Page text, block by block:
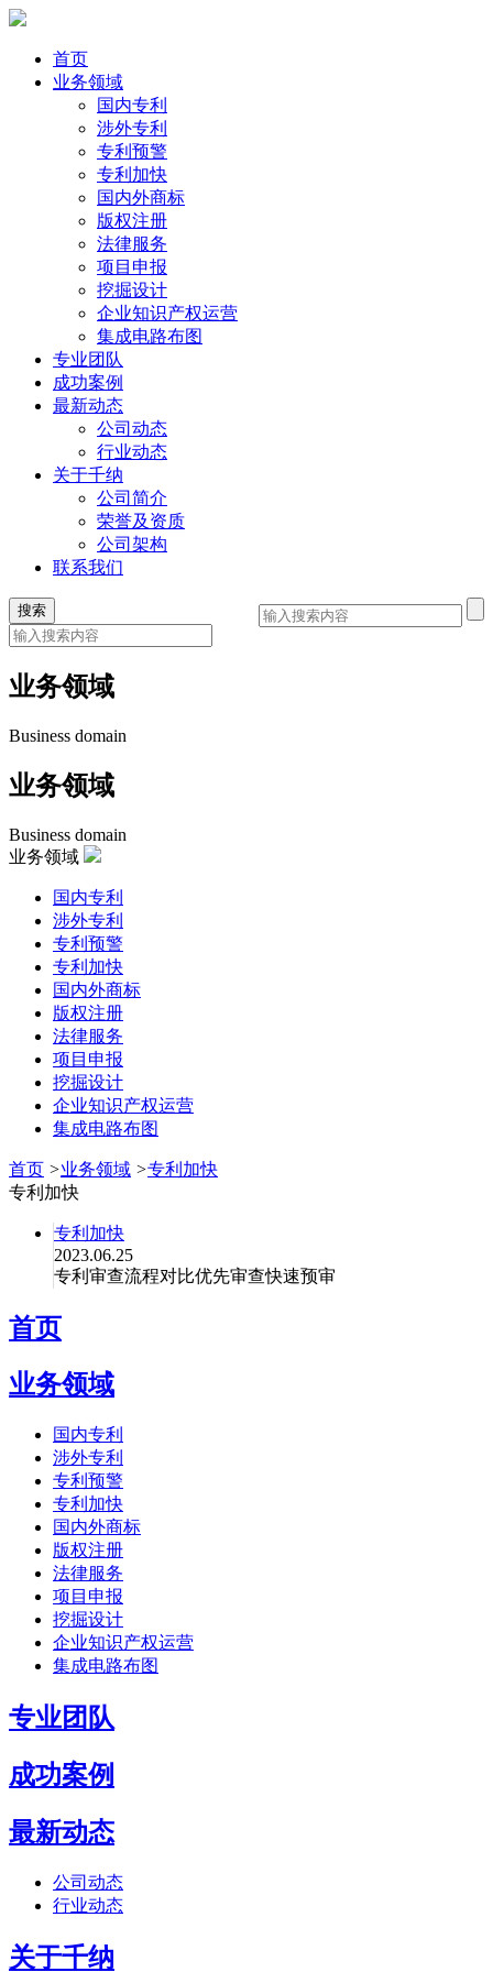
首页
业务领域
国内专利
涉外专利
专利预警
专利加快
国内外商标
版权注册
法律服务
项目申报
挖掘设计
企业知识产权运营
集成电路布图
专业团队
成功案例
最新动态
公司动态
行业动态
关于千纳
公司简介
荣誉及资质
公司架构
联系我们
业务领域
Business domain
业务领域
Business domain
业务领域
国内专利
涉外专利
专利预警
专利加快
国内外商标
版权注册
法律服务
项目申报
挖掘设计
企业知识产权运营
集成电路布图
首页 >业务领域 >专利加快
专利加快
专利加快
2023.06.25
专利审查流程对比优先审查快速预审
首页
业务领域
国内专利
涉外专利
专利预警
专利加快
国内外商标
版权注册
法律服务
项目申报
挖掘设计
企业知识产权运营
集成电路布图
专业团队
成功案例
最新动态
公司动态
行业动态
关于千纳